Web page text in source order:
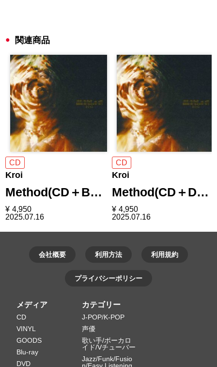
関連商品
CD
Kroi
Method(CD＋B…
¥ 4,950
2025.07.16
CD
Kroi
Method(CD＋D…
¥ 4,950
2025.07.16
会社概要 利用方法 利用規約
プライバシーポリシー
メディア
CD
VINYL
GOODS
Blu-ray
DVD
カテゴリー
J-POP/K-POP
声優
歌い手/ボーカロ
イド/Vチューバー
Jazz/Funk/Fusio